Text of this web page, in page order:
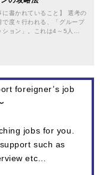
に書かれていること】 選考の
で度々行われる、「グループ
ション」。これは4～5人…
foreigner’s job
jobs for you.
such as
etc…